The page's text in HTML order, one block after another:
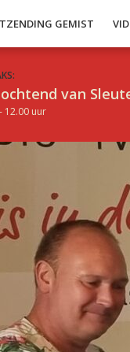
GEMIST
van
12.00 uur